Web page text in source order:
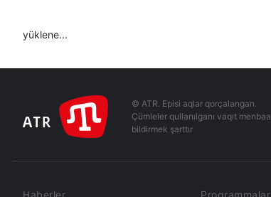
yüklene...
© ATR. Episi aqlar qorçalangan.
Çümleler qullanılganı vaqıt menbaa
bildirmek şarttır
Haberler Programmalar